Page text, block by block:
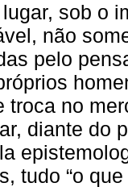
sob o
não
pelo
troca no
diante do
tudo “o